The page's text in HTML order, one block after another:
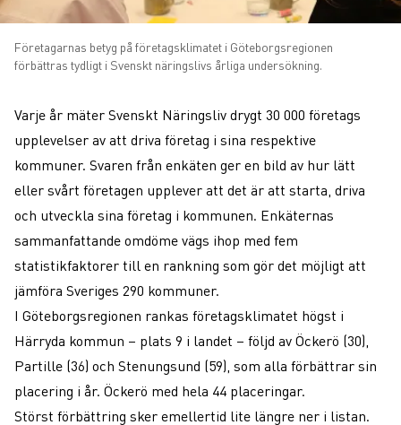
Företagarnas betyg på företagsklimatet i Göteborgsregionen
förbättras tydligt i Svenskt näringslivs årliga undersökning.
Varje år mäter Svenskt Näringsliv drygt 30 000 företags
upplevelser av att driva företag i sina respektive
kommuner. Svaren från enkäten ger en bild av hur lätt
eller svårt företagen upplever att det är att starta, driva
och utveckla sina företag i kommunen. Enkäternas
sammanfattande omdöme vägs ihop med fem
statistikfaktorer till en rankning som gör det möjligt att
jämföra Sveriges 290 kommuner.
I Göteborgsregionen rankas företagsklimatet högst i
Härryda kommun – plats 9 i landet – följd av Öckerö (30),
Partille (36) och Stenungsund (59), som alla förbättrar sin
placering i år. Öckerö med hela 44 placeringar.
Störst förbättring sker emellertid lite längre ner i listan.